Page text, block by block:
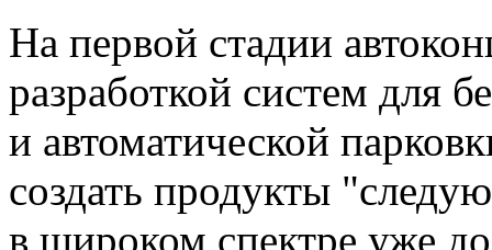
На первой стадии
разработкой систем для
и автоматической
создать продукты
в широком спектре уже